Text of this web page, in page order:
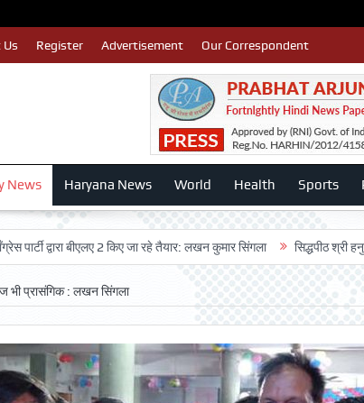
Register Advertisement Our Correspondent
News Haryana News World Health Sports
बीएलए 2 किए जा रहे तैयार: लखन कुमार सिंगला सिद्धपीठ श्री हनुमान मंदिर
भी प्रासंगिक : लखन सिंगला